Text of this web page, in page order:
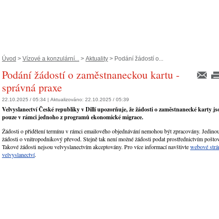
Úvod > Vízové a konzulární... > Aktuality > Podání žádostí o...
Podání žádostí o zaměstnaneckou kartu -
správná praxe
22.10.2025 / 05:34 | Aktualizováno: 22.10.2025 / 05:39
Velvyslanectví České republiky v Dillí upozorňuje, že žádosti o zaměstnanecké karty
pouze v rámci jednoho z programů ekonomické migrace.
Žádosti o přidělení termínu v rámci emailového objednávání nemohou být zpracovány.
žádosti o vnitropodnikový převod. Stejně tak není možné žádosti podat prostřednictvím
Takové žádosti nejsou velvyslanectvím akceptovány. Pro více informací navštivtewebové
velvyslanectví.